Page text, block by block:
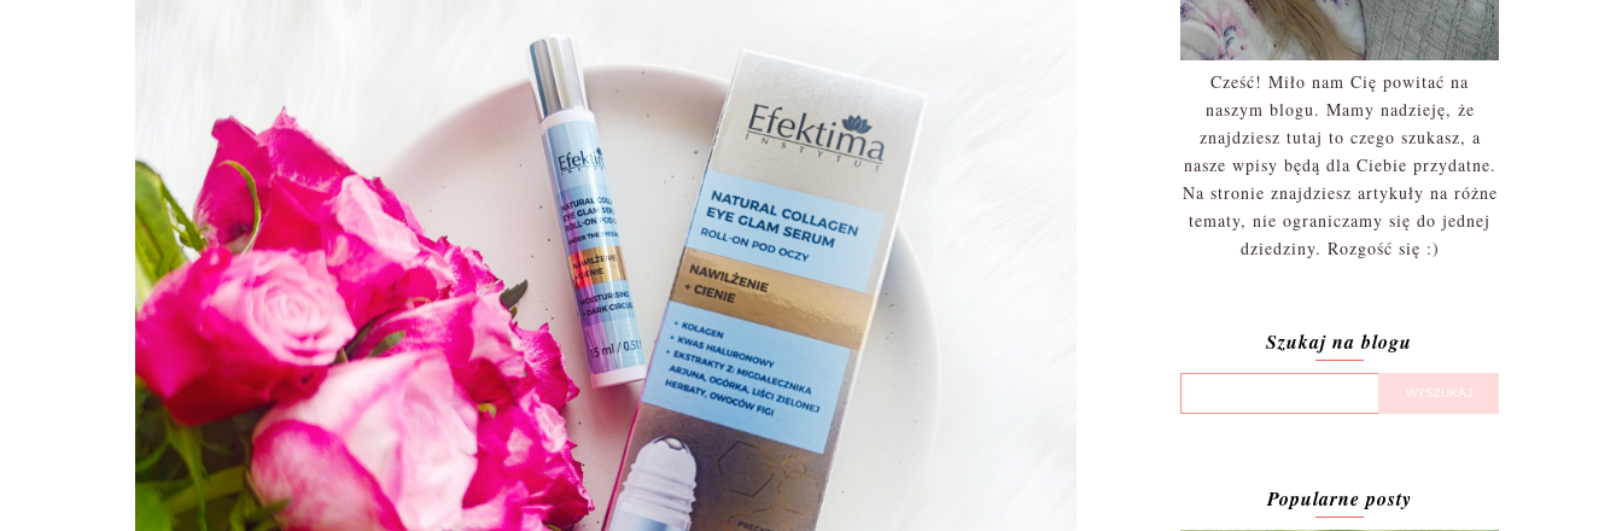
Cześć! Miło nam Cię powitać na
naszym blogu. Mamy nadzieję, że
znajdziesz tutaj to czego szukasz, a
nasze wpisy będą dla Ciebie przydatne.
Na stronie znajdziesz artykuły na różne
tematy, nie ograniczamy się do jednej
dziedziny. Rozgość się :)
Szukaj na blogu
Popularne posty